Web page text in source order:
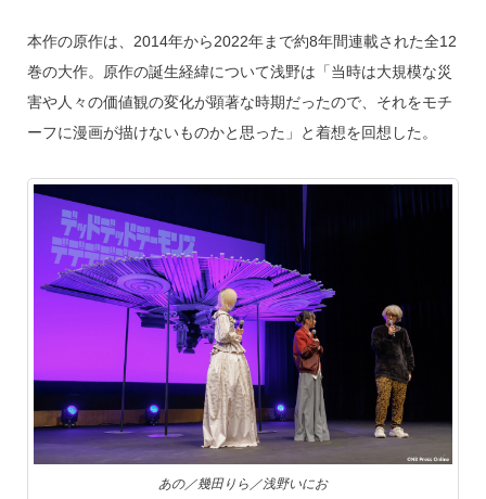
本作の原作は、2014年から2022年まで約8年間連載された全12
巻の大作。原作の誕生経緯について浅野は「当時は大規模な災
害や人々の価値観の変化が顕著な時期だったので、それをモチ
ーフに漫画が描けないものかと思った」と着想を回想した。
あの／幾田りら／浅野いにお